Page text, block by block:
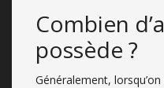
Combien
possède ?
Généralement,